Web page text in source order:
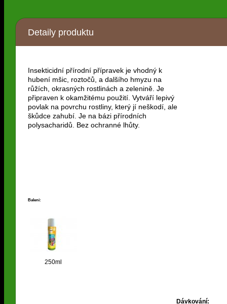
Detaily produktu
Insekticidní přírodní přípravek je vhodný k
hubení mšic, roztočů, a dalšího hmyzu na
růžích, okrasných rostlinách a zelenině. Je
připraven k okamžitému použití. Vytváří lepivý
povlak na povrchu rostliny, který jí neškodí, ale
škůdce zahubí. Je na bázi přírodních
polysacharidů. Bez ochranné lhůty.
Balení:
250ml
Dávkování: